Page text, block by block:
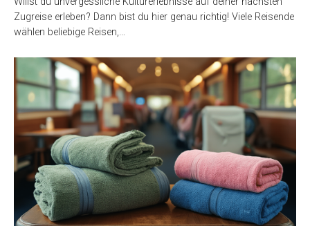
Zugreise erleben? Dann bist du hier genau richtig! Viele Reisende
wählen beliebige Reisen,…